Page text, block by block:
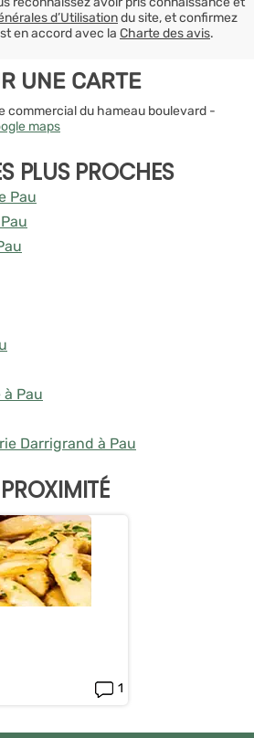
d’Utilisationdu site, et confirmez
en accord avec la Charte des avis.
UNE CARTE
commercial du hameau boulevard -
maps
PLUS PROCHES
Pau
à Pau
Darrigrand à Pau
1